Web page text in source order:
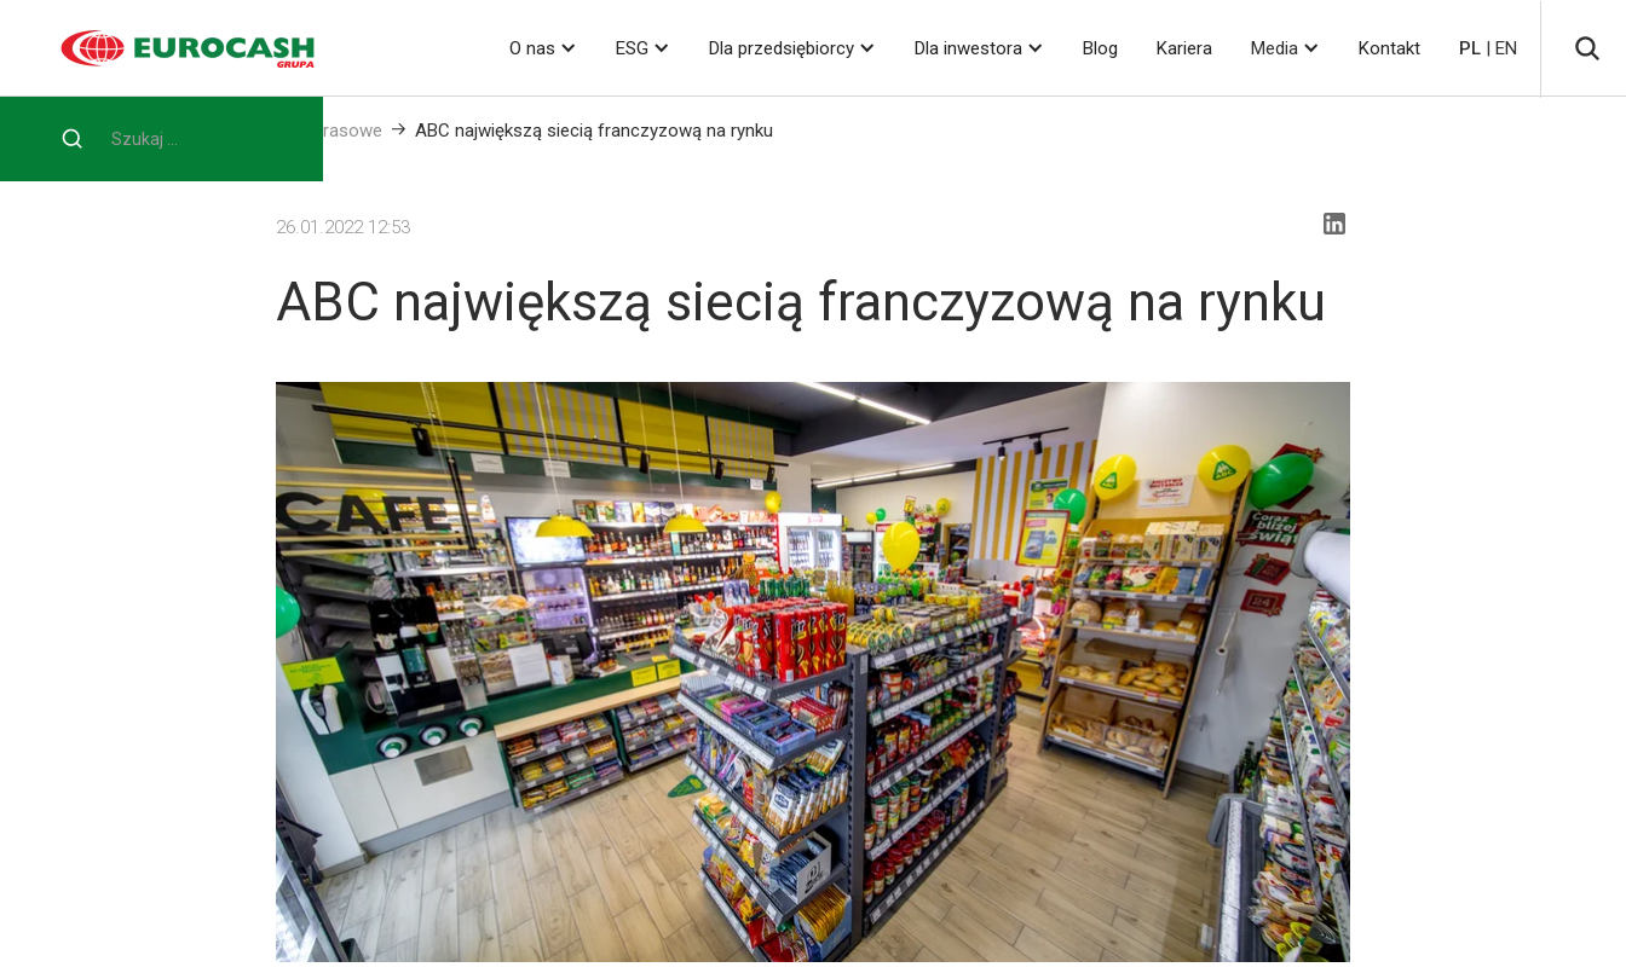
O nas ESG Dla przedsiębiorcy Dla inwestora Blog Kariera Media Kontakt PL | EN
Home Media Informacje prasowe ABC największą siecią franczyzową na rynku
26.01.2022 12:53
ABC największą siecią franczyzową na rynku